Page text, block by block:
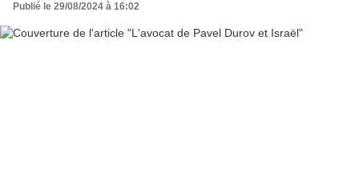
Publié le 29/08/2024 à 16:02